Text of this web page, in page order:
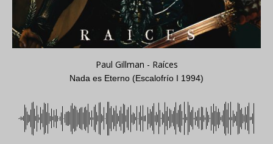
Paul Gillman - Raíces
Nada es Eterno (Escalofrío I 1994)